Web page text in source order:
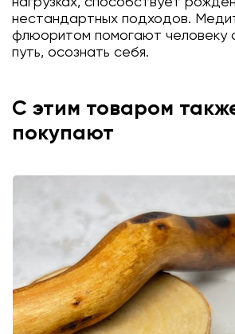
нестандартных подходов.
флюоритом помогают человеку
путь, осознать себя.
С этим товаром
покупают